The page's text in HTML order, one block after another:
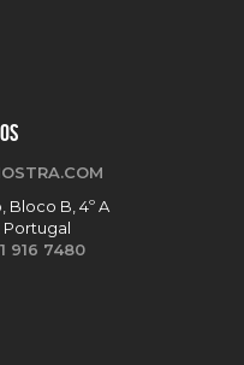
Bloco B, 4º A
Portugal
916 7480